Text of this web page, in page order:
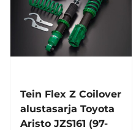
Tein Flex Z Coilover
alustasarja Toyota
Aristo JZS161 (97-